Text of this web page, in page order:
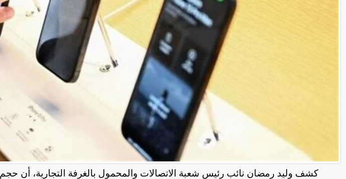
كشف وليد رمضان نائب رئيس شعبة الاتصالات والمحمول بالغرفة التجارية، أن حجم